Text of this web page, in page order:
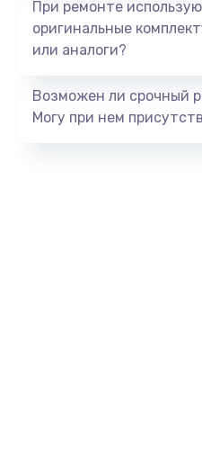
При ремонте
оригинальные
или аналоги?
Возможен ли срочный
Могу при нем